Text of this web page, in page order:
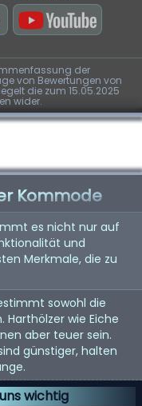
wichtig
der
von Bewertungen von
die zum 15.05.2025
wider.
Kommode
es nicht nur auf
und
Merkmale, die zu
sowohl die
Harthölzer wie Eiche
aber teuer sein.
günstiger, halten
Sie, wie viel Stauraum